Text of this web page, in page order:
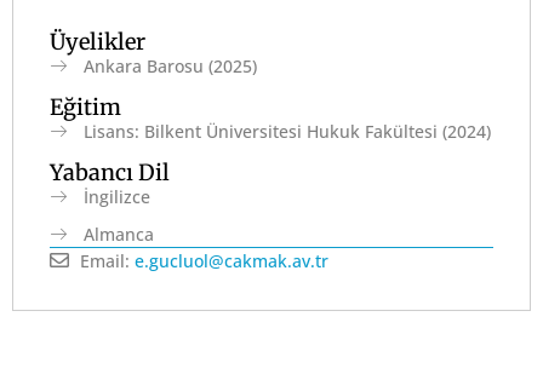
Üyelikler
Ankara Barosu (2025)
Eğitim
Lisans: Bilkent Üniversitesi Hukuk Fakültesi (2024)
Yabancı Dil
İngilizce
Almanca
Email: e.gucluol@cakmak.av.tr